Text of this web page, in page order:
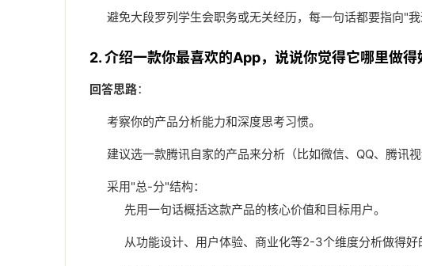
避免大段罗列学生会职务或无关经历，每一句话都要指向"
2. 介绍一款你最喜欢的App，说说你觉得它哪里做得
回答思路：
考察你的产品分析能力和深度思考习惯。
建议选一款腾讯自家的产品来分析（比如微信、QQ、腾讯
采用"总-分"结构：
先用一句话概括这款产品的核心价值和目标用户。
从功能设计、用户体验、商业化等2-3个维度分析做得好